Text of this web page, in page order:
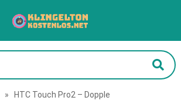
» HTC Touch Pro2 – Dopple